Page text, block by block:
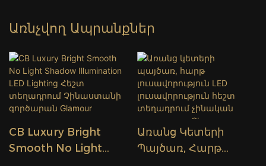
Առնչվող Ապրանքներ
CB Luxury Bright
Smooth No Light
Առանց Կետերի
Պայծառ, Հարթ